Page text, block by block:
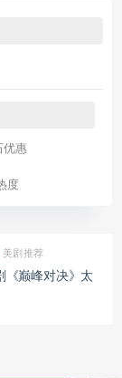
优惠
度
美剧推荐
《巅峰对决》太